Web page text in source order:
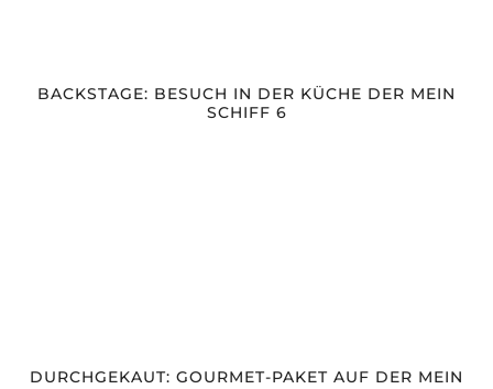
BACKSTAGE: BESUCH IN DER KÜCHE DER MEIN
SCHIFF 6
DURCHGEKAUT: GOURMET-PAKET AUF DER MEIN